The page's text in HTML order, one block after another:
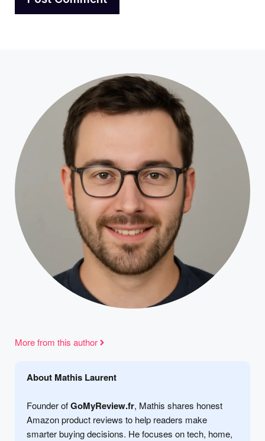
More from this author
About Mathis Laurent
Founder ofGoMyReview.fr, Mathis shares honest
Amazon product reviews to help readers make
smarter buying decisions. He focuses on tech, home,